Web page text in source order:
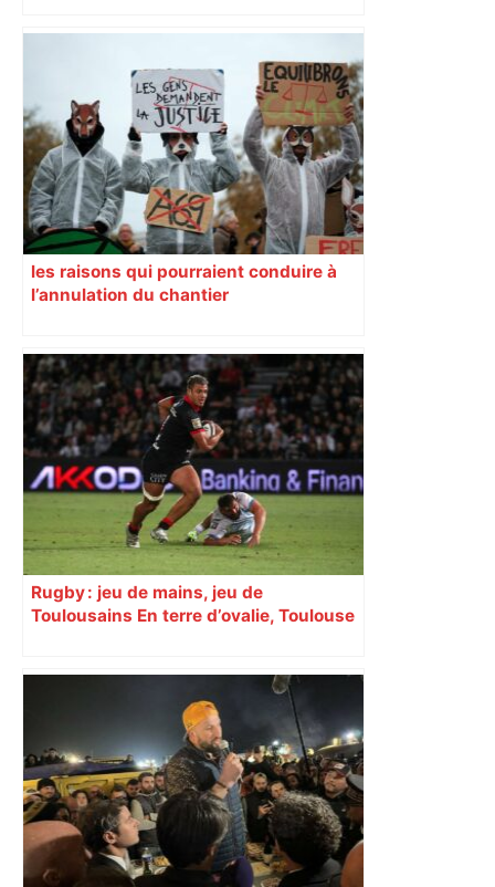
les raisons qui pourraient conduire à
l’annulation du chantier
Rugby : jeu de mains, jeu de
Toulousains En terre d’ovalie, Toulouse
revendiquant surtout son art du jeu en
mouvement, vif et spectaculaire.
Décryptage. Série (4 / 10)